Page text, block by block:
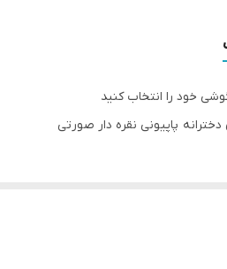
خود را انتخاب کنید
دخترانه پاپیونی نقره دار صورتی